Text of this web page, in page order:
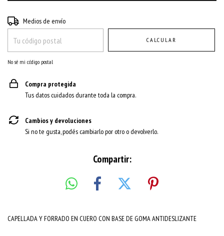
Entregas para el CP:
Medios de envío
CALCULAR
No sé mi código postal
Compra protegida
Tus datos cuidados durante toda la compra.
Cambios y devoluciones
Si no te gusta, podés cambiarlo por otro o devolverlo.
Compartir:
CAPELLADA Y FORRADO EN CUERO CON BASE DE GOMA ANTIDESLIZANTE